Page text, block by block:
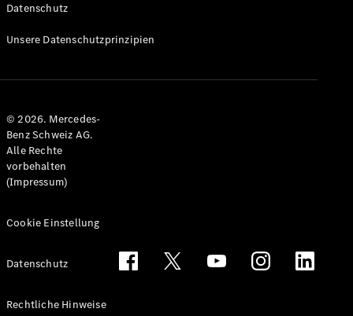
Datenschutz
Unsere Datenschutzprinzipien
© 2026. Mercedes-
Benz Schweiz AG.
Alle Rechte
vorbehalten
(Impressum)
Cookie Einstellung
Datenschutz
Rechtliche Hinweise